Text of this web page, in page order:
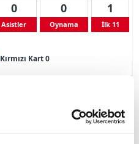
0
Asistler
0
Oynama
1
İlk 11
Kırmızı Kart 0